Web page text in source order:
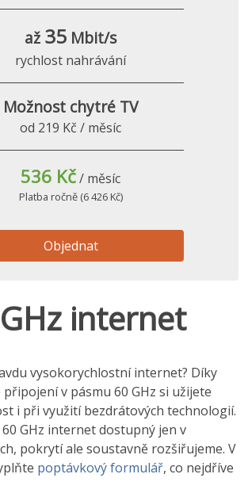
až 35 Mbit/s
rychlost nahrávání
Možnost chytré TV
od 219 Kč / měsíc
536 Kč/ měsíc
Platba ročně (6 426 Kč)
Objednat
internet
vysokorychlostní internet? Díky
v pásmu 60 GHz si užijete
i při využití bezdrátových technologií.
GHz internet dostupný jen v
pokrytí ale soustavně rozšiřujeme. V
poptávkový formulář, co nejdříve